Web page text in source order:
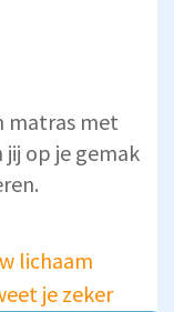
matras met
op je gemak
lichaam
je zeker